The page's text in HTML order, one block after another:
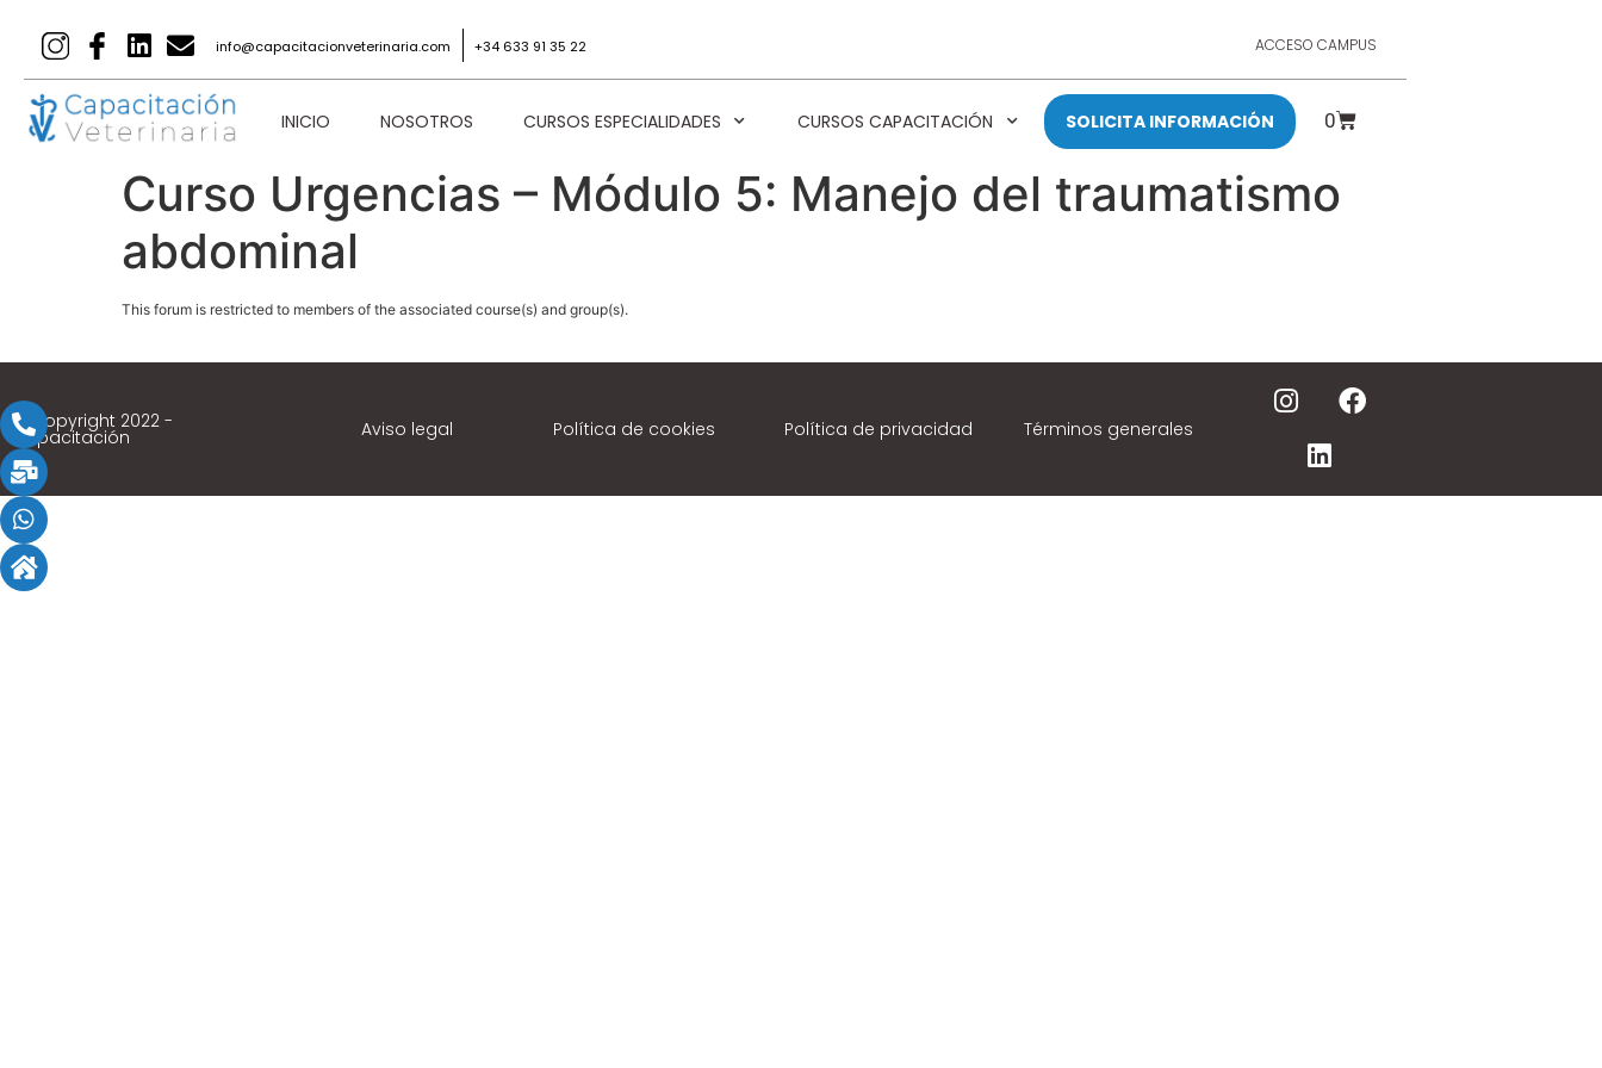
info@capacitacionveterinaria.com +34 633 91 35 22 ACCESO CAMPUS
INICIO NOSOTROS CURSOS ESPECIALIDADES CURSOS CAPACITACIÓN SOLICITA INFORMACIÓN 0
Curso Urgencias – Módulo 5: Manejo del traumatismo
abdominal
This forum is restricted to members of the associated course(s) and group(s).
© Copyright 2022 -
Capacitación Aviso legal Política de cookies Política de privacidad Términos generales